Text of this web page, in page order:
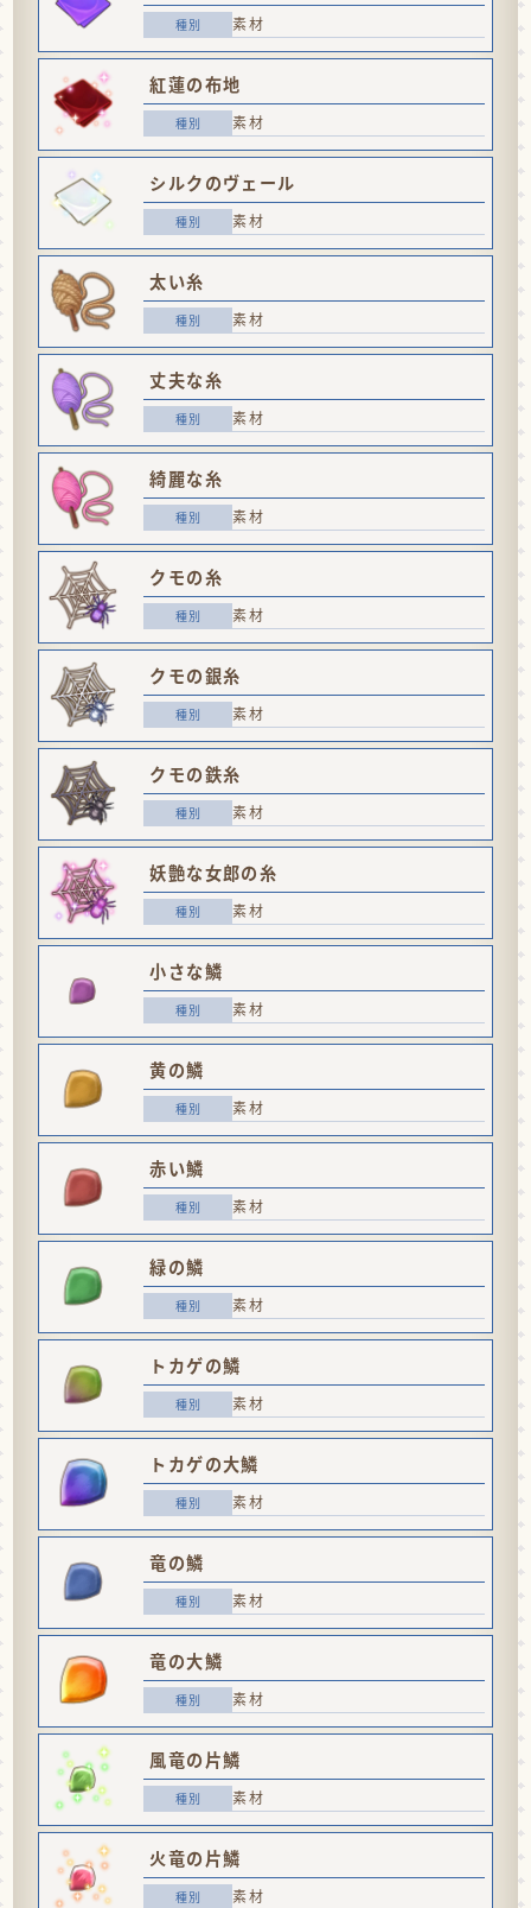
素材
紅蓮の布地
素材
シルクのヴェール
素材
太い糸
素材
丈夫な糸
素材
綺麗な糸
素材
クモの糸
素材
クモの銀糸
素材
クモの鉄糸
素材
妖艶な女郎の糸
素材
小さな鱗
素材
黄の鱗
素材
赤い鱗
素材
緑の鱗
素材
トカゲの鱗
素材
トカゲの大鱗
素材
竜の鱗
素材
竜の大鱗
素材
風竜の片鱗
素材
火竜の片鱗
素材